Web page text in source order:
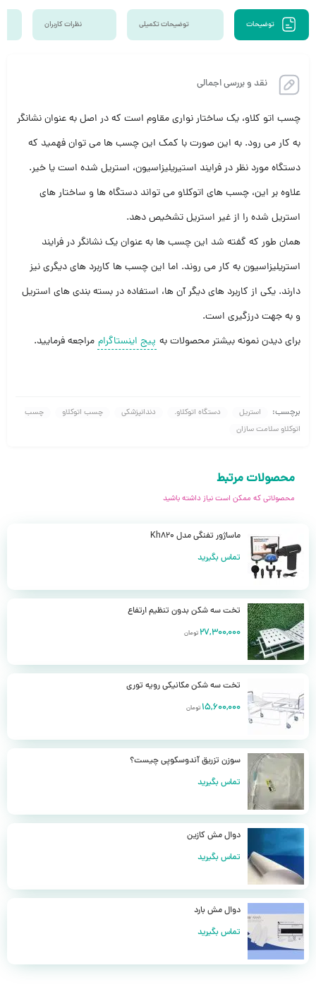
توضیحات توضیحات تکمیلی نظرات کاربران
نقد و بررسی اجمالی
چسب اتو کلاو، یک ساختار نواری مقاوم است که در اصل به عنوان نشانگر
به کار می رود. به این صورت با کمک این چسب ها می توان فهمید که
دستگاه مورد نظر در فرایند استیریلیزاسیون، استریل شده است یا خیر.
علاوه بر این، چسب های اتوکلاو می تواند دستگاه ها و ساختار های
استریل شده را از غیر استریل تشخیص دهد.
همان طور که گفته شد این چسب ها به عنوان یک نشانگر در فرایند
استریلیزاسیون به کار می روند. اما این چسب ها کاربرد های دیگری نیز
دارند. یکی از کاربرد های دیگر آن ها، استفاده در بسته بندی های استریل
و به جهت درزگیری است.
برای دیدن نمونه بیشتر محصولات به پیج اینستاگرام مراجعه فرمایید.
برچسب: استریل دستگاه اتوکلاو. دندانپزشکی چسب اتوکلاو
چسب
اتوکلاو سلامت سازان
محصولات مرتبط
محصولاتی که ممکن است نیاز داشته باشید
ماساژور تفنگی مدل Kh820
تماس بگیرید
تخت سه شکن بدون تنظیم ارتفاع
27,300,000 تومان
تخت سه شکن مکانیکی رویه توری
15,600,000 تومان
سوزن تزریق آندوسکوپی چیست؟
تماس بگیرید
دوال مش کازین
تماس بگیرید
دوال مش بارد
تماس بگیرید